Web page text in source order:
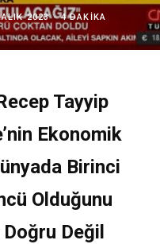
2023 4 DAKIKA
Tayyip
Ekonomik
Birinci
Olduğunu
Değil